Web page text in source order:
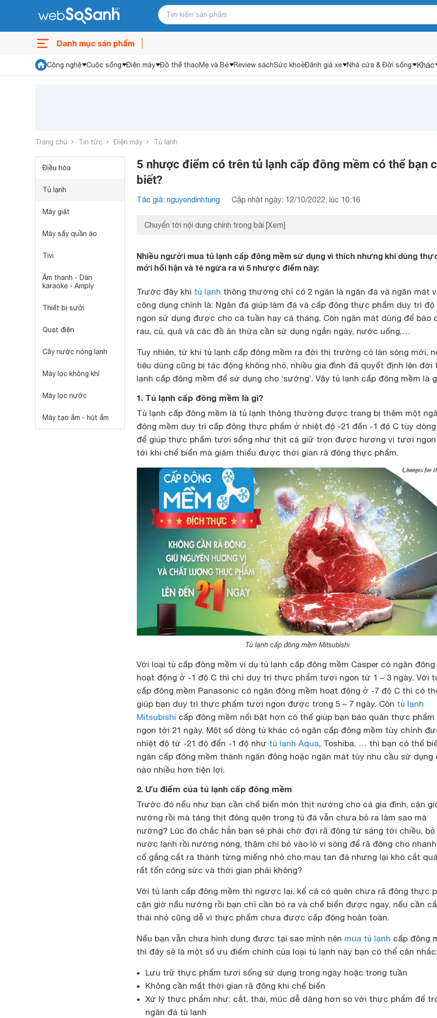
Danh mục sản phẩm
Công nghệ Cuộc sống Điện máy Đồ thể thaoMẹ và Bé Review sáchSức khoẻĐánh giá xe Nhà cửa & Đời sống Khác
Trang chủ Tin tức Điện máy Tủ lạnh
Điều hòa
Tủ lạnh
Máy giặt
Máy sấy quần áo
Tivi
Âm thanh - Dàn
karaoke - Amply
Thiết bị sưởi
Quạt điện
Cây nước nóng lạnh
Máy lọc không khí
Máy lọc nước
Máy tạo ẩm - hút ẩm
5 nhược điểm có trên tủ lạnh cấp đông mềm có thể bạn
biết?
Tác giả: nguyendinhtung Cập nhật ngày: 12/10/2022, lúc 10:16
Chuyển tới nội dung chính trong bài [Xem]
Nhiều người mua tủ lạnh cấp đông mềm sử dụng vì thích nhưng khi dùng
mới hối hận và té ngửa ra vì 5 nhược điểm này:
Trước đây khi tủ lạnh thông thường chỉ có 2 ngăn là ngăn đá và ngăn mát
công dụng chính là: Ngăn đá giúp làm đá và cấp đông thực phẩm duy trì
ngon sử dụng được cho cả tuần hay cả tháng. Còn ngăn mát dùng để bảo
rau, củ, quả và các đồ ăn thừa cần sử dụng ngắn ngày, nước uống,…
Tuy nhiên, từ khi tủ lạnh cấp đông mềm ra đời thị trường có làn sóng mới,
tiêu dùng cũng bị tác động không nhỏ, nhiều gia đình đã quyết định lên đời
lạnh cấp đông mềm để sử dụng cho ‘sướng’. Vậy tủ lạnh cấp đông mềm là
1. Tủ lạnh cấp đông mềm là gì?
Tủ lạnh cấp đông mềm là tủ lạnh thông thường được trang bị thêm một
đông mềm duy trì cấp đông thực phẩm ở nhiệt độ -21 đến -1 độ C tùy
để giúp thực phẩm tươi sống như thịt cá giữ trọn được hương vị tươi
tới khi chế biến mà giảm thiểu được thời gian rã đông thực phẩm.
Tủ lạnh cấp đông mềm Mitsubishi
Với loại tủ cấp đông mềm ví dụ tủ lạnh cấp đông mềm Casper có ngăn đông
hoạt động ở -1 độ C thì chỉ duy trì thực phẩm tươi ngon từ 1 – 3 ngày. Với
cấp đông mềm Panasonic có ngăn đông mềm hoạt động ở -7 độ C thì có
giúp bạn duy trì thực phẩm tươi ngon được trong 5 – 7 ngày. Còn tủ lạnh
Mitsubishi cấp đông mềm nổi bật hơn có thể giúp bạn bảo quản thực
ngon tới 21 ngày. Một số dòng tủ khác có ngăn cấp đông mềm tùy chỉnh
nhiệt độ từ -21 độ đến -1 độ như tủ lạnh Aqua, Toshiba, … thì bạn có thể
ngăn cấp đông mềm thành ngăn đông hoặc ngăn mát tùy nhu cầu sử dụng
nào nhiều hơn tiện lợi.
2. Ưu điểm của tủ lạnh cấp đông mềm
Trước đó nếu như bạn cần chế biến món thịt nướng cho cả gia đình, cận
nướng rồi mà tảng thịt đông quên trong tủ đá vẫn chưa bỏ ra làm sao mà
nướng? Lúc đó chắc hẳn bạn sẽ phải chờ đợi rã đông từ sáng tới chiều, bỏ
nước lạnh rồi nướng nóng, thậm chí bỏ vào lò vi sóng để rã đông cho
cố gắng cắt ra thành từng miếng nhỏ cho mau tan đá nhưng lại khó cắt
rất tốn công sức và thời gian phải không?
Với tủ lạnh cấp đông mềm thì ngược lại, kể cả có quên chưa rã đông thực
cận giờ nấu nướng rồi bạn chỉ cần bỏ ra và chế biến được ngay, nếu cần
thái nhỏ cũng dễ vì thực phẩm chưa được cấp đông hoàn toàn.
Nếu bạn vẫn chưa hình dung được tại sao mình nên mua tủ lạnh cấp đông
thì đây sẽ là một số ưu điểm chính của loại tủ lạnh này bạn có thể cân
Lưu trữ thực phẩm tươi sống sử dụng trong ngày hoặc trong tuần
Không cần mất thời gian rã đông khi chế biến
Xử lý thực phẩm như: cắt, thái, múc dễ dàng hơn so với thực phẩm để
ngăn đá tủ lạnh